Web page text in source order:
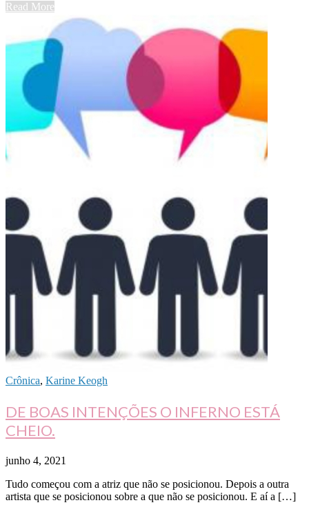
Read More
Crônica, Karine Keogh
DE BOAS INTENÇÕES O INFERNO ESTÁ
CHEIO.
junho 4, 2021
Tudo começou com a atriz que não se posicionou. Depois a outra
artista que se posicionou sobre a que não se posicionou. E aí a […]